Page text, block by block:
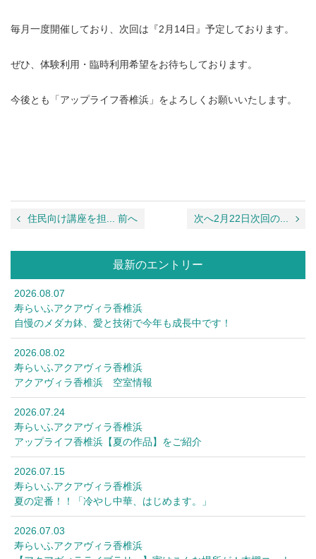
毎月一度開催しており、次回は『2月14日』予定しております。
ぜひ、体験利用・臨時利用希望をお待ちしております。
今後とも「アップライフ香椎浜」をよろしくお願いいたします。
住民向け講座を担... 前へ 次へ2月22日次回の...
最新のエントリー
2026.08.07
寿らいふアクアヴィラ香椎浜
自慢のメダカ鉢、愛と技術で今年も成長中です！
2026.08.02
寿らいふアクアヴィラ香椎浜
アクアヴィラ香椎浜 空室情報
2026.07.24
寿らいふアクアヴィラ香椎浜
アップライフ香椎浜【夏の作品】をご紹介
2026.07.15
寿らいふアクアヴィラ香椎浜
夏の定番！！「冷やし中華、はじめます。」
2026.07.03
寿らいふアクアヴィラ香椎浜